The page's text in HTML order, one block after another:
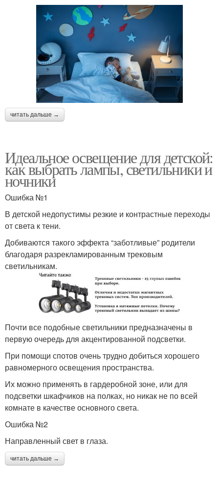
читать дальше →
Идеальное освещение для детской:
как выбрать лампы, светильники и
ночники
Ошибка №1
В детской недопустимы резкие и контрастные переходы
от света к тени.
Добиваются такого эффекта “заботливые” родители
благодаря разрекламированным трековым
светильникам.
Почти все подобные светильники предназначены в
первую очередь для акцентированной подсветки.
При помощи спотов очень трудно добиться хорошего
равномерного освещения пространства.
Их можно применять в гардеробной зоне, или для
подсветки шкафчиков на полках, но никак не по всей
комнате в качестве основного света.
Ошибка №2
Направленный свет в глаза.
читать дальше →